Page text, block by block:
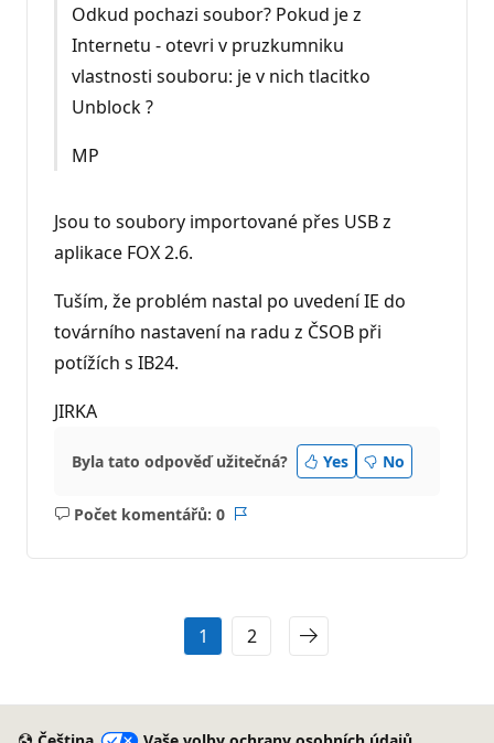
Odkud pochazi soubor? Pokud je z
Internetu - otevri v pruzkumniku
vlastnosti souboru: je v nich tlacitko
Unblock ?
MP
Jsou to soubory importované přes USB z
aplikace FOX 2.6.
Tuším, že problém nastal po uvedení IE do
továrního nastavení na radu z ČSOB při
potížích s IB24.
JIRKA
Byla tato odpověď užitečná? Yes No
Počet komentářů: 0
Žádné
1 2